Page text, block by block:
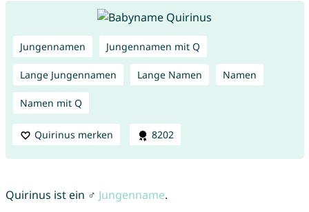
Jungennamen Jungennamen mit Q
Lange Jungennamen Lange Namen Namen
Namen mit Q
Quirinus merken 8202
Quirinus ist ein ♂ Jungenname.